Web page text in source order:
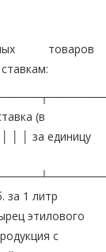
товаров
(в
│ │ за единицу
за 1 литр
этилового
с